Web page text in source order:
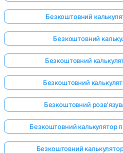
Безкоштовний
Безкоштовний
Безкоштовний
Безкоштовний
Безкоштовний
Безкоштовний калькулятор
Безкоштовний